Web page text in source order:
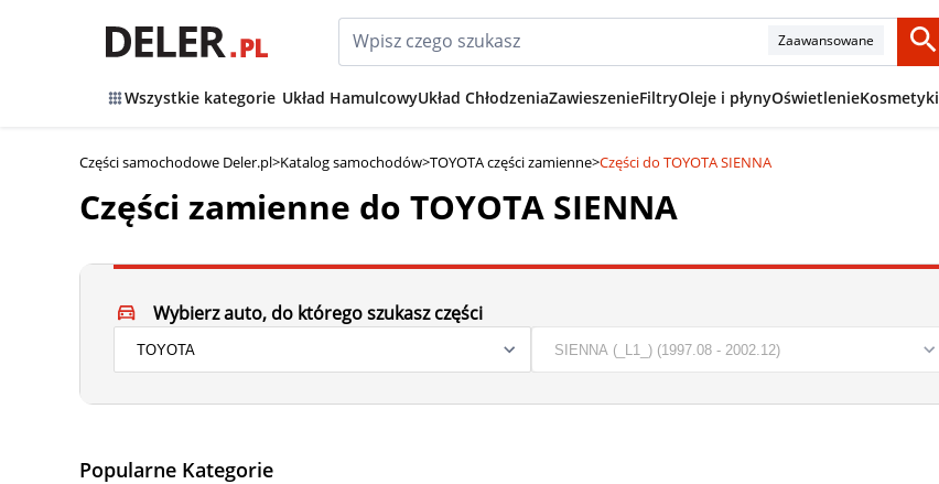
Zaawansowane
Wszystkie kategorie Układ HamulcowyUkład ChłodzeniaZawieszenieFiltryOleje i płynyOświetlenieKosmetyki
Części samochodowe Deler.pl>Katalog samochodów>TOYOTA części zamienne>Części do TOYOTA SIENNA
Części zamienne do TOYOTA SIENNA
Wybierz auto, do którego szukasz części
Popularne Kategorie